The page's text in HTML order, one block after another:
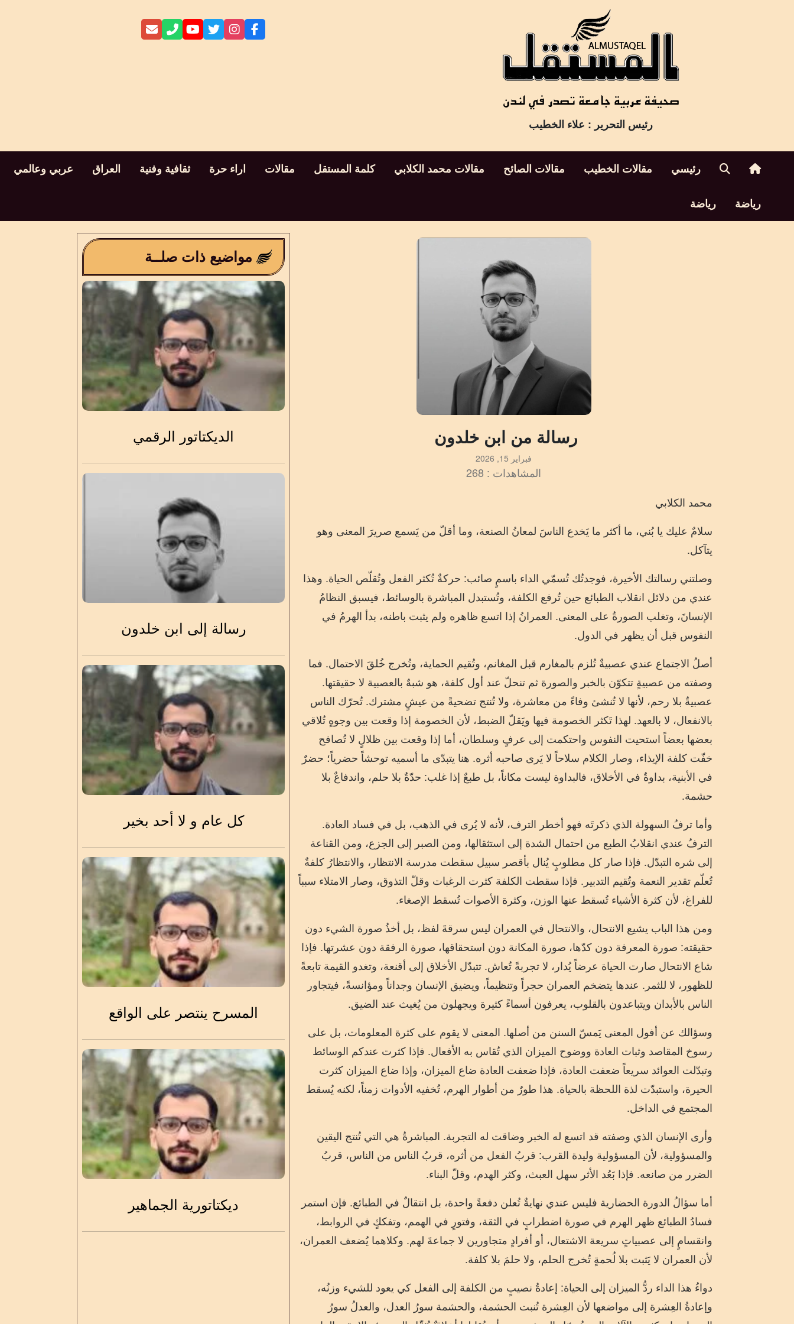
رئيس التحرير : علاء الخطيب
رئيسي مقالات الخطيب مقالات الصائح مقالات محمد الكلابي كلمة المستقل مقالات اراء حرة ثقافية وفنية العراق عربي وعالمي
رياضة رياضة
رسالة من ابن خلدون
فبراير 15, 2026
المشاهدات : 268
محمد الكلابي
سلامٌ عليك يا بُني، ما أكثر ما يَخدع الناسَ لمعانُ الصنعة، وما أقلّ من يَسمع صريرَ المعنى وهو
يتآكل.
وصلتني رسالتك الأخيرة، فوجدتُك تُسمّي الداء باسمٍ صائب: حركةٌ تُكثر الفعل وتُقلّص الحياة. وهذا
عندي من دلائل انقلاب الطبائع حين تُرفع الكلفة، وتُستبدل المباشرة بالوسائط، فيسبق النظامُ
الإنسانَ، وتغلب الصورةُ على المعنى. العمرانُ إذا اتسع ظاهره ولم يثبت باطنه، بدأ الهرمُ في
النفوس قبل أن يظهر في الدول.
أصلُ الاجتماع عندي عصبيةٌ تُلزم بالمغارم قبل المغانم، وتُقيم الحماية، وتُخرج خُلقَ الاحتمال. فما
وصفته من عصبيةٍ تتكوّن بالخبر والصورة ثم تنحلّ عند أول كلفة، هو شبهٌ بالعصبية لا حقيقتها.
عصبيةٌ بلا رحم، لأنها لا تُنشئ وفاءً من معاشرة، ولا تُنتج تضحيةً من عيشٍ مشترك. تُحرّك الناس
بالانفعال، لا بالعهد. لهذا تَكثر الخصومة فيها ويَقلّ الضبط، لأن الخصومة إذا وقعت بين وجوهٍ تُلاقي
بعضها بعضاً استحيت النفوس واحتكمت إلى عرفٍ وسلطان، أما إذا وقعت بين ظلالٍ لا تُصافح
خفّت كلفة الإيذاء، وصار الكلام سلاحاً لا يَرى صاحبه أثره. هنا يتبدّى ما أسميه توحشاً حضرياً؛ حضرٌ
في الأبنية، بداوةٌ في الأخلاق، فالبداوة ليست مكاناً، بل طبعٌ إذا غلب: حدّةٌ بلا حلم، واندفاعٌ بلا
حشمة.
وأما ترفُ السهولة الذي ذكرتَه فهو أخطر الترف، لأنه لا يُرى في الذهب، بل في فساد العادة.
الترفُ عندي انقلابُ الطبع من احتمال الشدة إلى استثقالها، ومن الصبر إلى الجزع، ومن القناعة
إلى شره التبدّل. فإذا صار كل مطلوبٍ يُنال بأقصر سبيل سقطت مدرسة الانتظار، والانتظارُ كلفةٌ
تُعلّم تقدير النعمة وتُقيم التدبير. فإذا سقطت الكلفة كثرت الرغبات وقلّ التذوق، وصار الامتلاء سبباً
للفراغ، لأن كثرة الأشياء تُسقط عنها الوزن، وكثرة الأصوات تُسقط الإصغاء.
ومن هذا الباب يشيع الانتحال، والانتحال في العمران ليس سرقةَ لفظ، بل أخذُ صورة الشيء دون
حقيقته: صورة المعرفة دون كدّها، صورة المكانة دون استحقاقها، صورة الرفقة دون عشرتها. فإذا
شاع الانتحال صارت الحياة عرضاً يُدار، لا تجربةً تُعاش. تتبدّل الأخلاق إلى أقنعة، وتغدو القيمة تابعةً
للظهور، لا للثمر. عندها يتضخم العمران حجراً وتنظيماً، ويضيق الإنسان وجداناً ومؤانسةً، فيتجاور
الناس بالأبدان ويتباعدون بالقلوب، يعرفون أسماءً كثيرة ويجهلون من يُغيث عند الضيق.
وسؤالك عن أفول المعنى يَمسّ السنن من أصلها. المعنى لا يقوم على كثرة المعلومات، بل على
رسوخ المقاصد وثبات العادة ووضوح الميزان الذي تُقاس به الأفعال. فإذا كثرت عندكم الوسائط
وتبدّلت العوائد سريعاً ضعفت العادة، فإذا ضعفت العادة ضاع الميزان، وإذا ضاع الميزان كثرت
الحيرة، واستبدّت لذة اللحظة بالحياة. هذا طورٌ من أطوار الهرم، تُخفيه الأدوات زمناً، لكنه يُسقط
المجتمع في الداخل.
وأرى الإنسان الذي وصفته قد اتسع له الخبر وضاقت له التجربة. المباشرةُ هي التي تُنتج اليقين
والمسؤولية، لأن المسؤولية وليدة القرب: قربُ الفعل من أثره، قربُ الناس من الناس، قربُ
الضرر من صانعه. فإذا بَعُد الأثر سهل العبث، وكثر الهدم، وقلّ البناء.
أما سؤالُ الدورة الحضارية فليس عندي نهايةٌ تُعلن دفعةً واحدة، بل انتقالٌ في الطبائع. فإن استمر
فسادُ الطبائع ظهر الهرم في صورة اضطرابٍ في الثقة، وفتورٍ في الهمم، وتفككٍ في الروابط،
وانقسامٍ إلى عصبياتٍ سريعة الاشتعال، أو أفرادٍ متجاورين لا جماعةَ لهم. وكلاهما يُضعف العمران،
لأن العمران لا يَثبت بلا لُحمةٍ تُخرج الحلم، ولا حلمَ بلا كلفة.
دواءُ هذا الداء ردُّ الميزان إلى الحياة: إعادةُ نصيبٍ من الكلفة إلى الفعل كي يعود للشيء وزنُه،
وإعادةُ العِشرة إلى مواضعها لأن العِشرة تُنبت الحشمة، والحشمة سورُ العدل، والعدلُ سورُ
مواضيع ذات صلــة
الديكتاتور الرقمي
رسالة إلى ابن خلدون
كل عام و لا أحد بخير
المسرح ينتصر على الواقع
ديكتاتورية الجماهير